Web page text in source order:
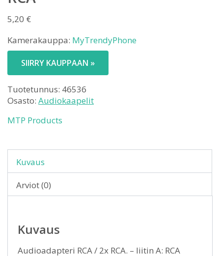
5,20 €
Kamerakauppa: MyTrendyPhone
SIIRRY KAUPPAAN »
Tuotetunnus: 46536
Osasto: Audiokaapelit
MTP Products
Kuvaus
Arviot (0)
Kuvaus
Audioadapteri RCA / 2x RCA. – liitin A: RCA